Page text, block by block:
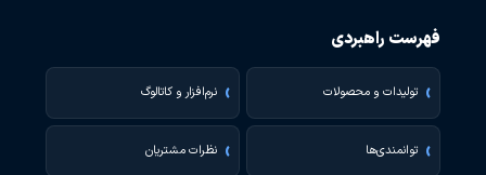
فهرست راهبردی
تولیدات و محصولات نرم‌افزار و کاتالوگ
توانمندی‌ها نظرات مشتریان